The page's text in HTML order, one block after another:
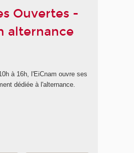
Ouvertes -
alternance
à 16h, l'EiCnam ouvre ses
dédiée à l'alternance.